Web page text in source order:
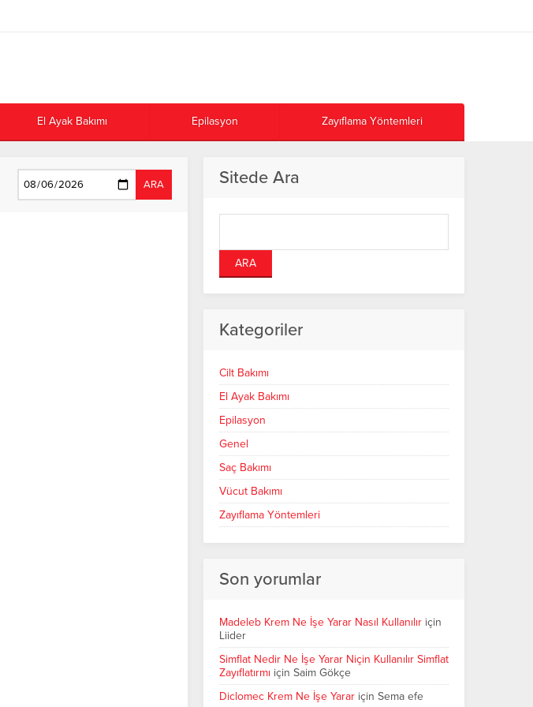
El Ayak Bakımı Epilasyon Zayıflama Yöntemleri
Sitede Ara
Kategoriler
Cilt Bakımı
El Ayak Bakımı
Epilasyon
Genel
Saç Bakımı
Vücut Bakımı
Zayıflama Yöntemleri
Son yorumlar
Madeleb Krem Ne İşe Yarar Nasıl Kullanılır için
Liider
Simflat Nedir Ne İşe Yarar Niçin Kullanılır Simflat
Zayıflatırmı için Saim Gökçe
Diclomec Krem Ne İşe Yarar için Sema efe
ARA